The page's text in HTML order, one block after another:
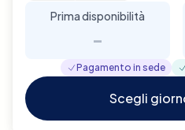
Prima disponibilità
-
Pagamento in sede
Scegli